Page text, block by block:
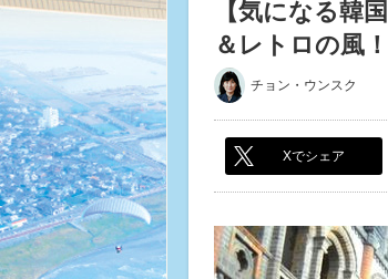
【気になる韓
＆レトロの風
チョン・ウンスク
Xでシェア